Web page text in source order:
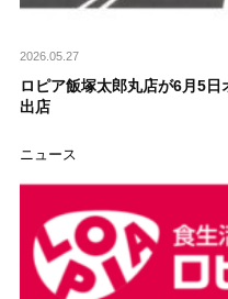
2026.05.27
ロピア飯塚太郎丸店が6月5
出店
ニュース